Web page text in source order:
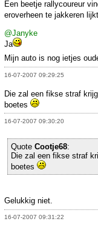
Een beetje rallycoureur
eroverheen te jakkeren
@Janyke
Ja
Mijn auto is nog ietjes
16-07-2007 09:29:25
Die zal een fikse straf
boetes
16-07-2007 09:30:20
Quote Cootje68:
Die zal een fikse straf
boetes
Gelukkig niet.
16-07-2007 09:31:22